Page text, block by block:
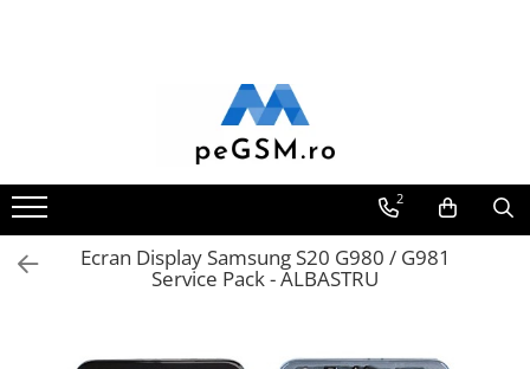
SAMSUNG COMPATIBILE
SAMSUNG SERVICE PACK
Galaxy J
Galaxy J COMPATIBIL
Galaxy M
2
Ecran Display Samsung S20 G980 / G981
Service Pack - ALBASTRU